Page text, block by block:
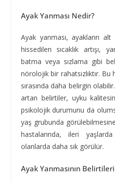
Ayak Yanması Nedir?
Ayak yanması, ayakların
hissedilen sıcaklık artışı,
batma veya sızlama gibi
nörolojik bir rahatsızlıktır.
sırasında daha belirgin
artan belirtiler, uyku
psikolojik durumunu da
yaş grubunda
hastalarında, ileri
olanlarda daha sık görülür.
Ayak Yanmasının